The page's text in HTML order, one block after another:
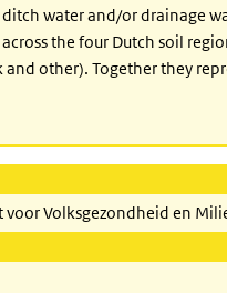
water and/or drainage
the four Dutch soil
and other). Together they
voor Volksgezondheid en